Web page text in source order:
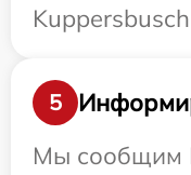
5
Мы сообщим